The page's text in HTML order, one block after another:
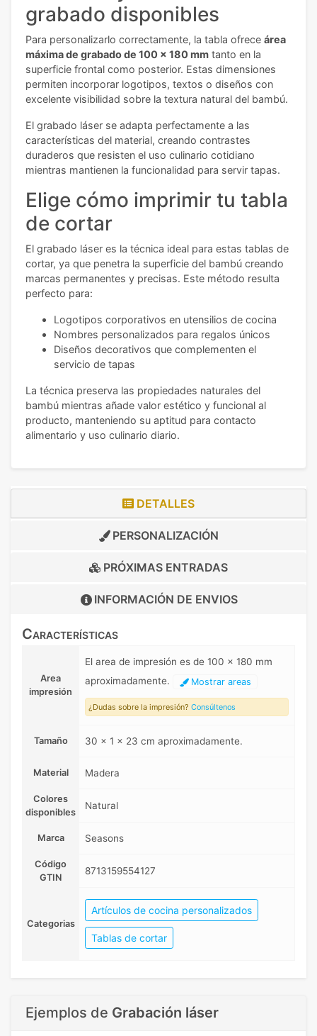
grabado disponibles
Para personalizarlo correctamente, la tabla ofrece área
máxima de grabado de 100 x 180 mm tanto en la
superficie frontal como posterior. Estas dimensiones
permiten incorporar logotipos, textos o diseños con
excelente visibilidad sobre la textura natural del bambú.
El grabado láser se adapta perfectamente a las
características del material, creando contrastes
duraderos que resisten el uso culinario cotidiano
mientras mantienen la funcionalidad para servir tapas.
Elige cómo imprimir tu tabla
de cortar
El grabado láser es la técnica ideal para estas tablas de
cortar, ya que penetra la superficie del bambú creando
marcas permanentes y precisas. Este método resulta
perfecto para:
Logotipos corporativos en utensilios de cocina
Nombres personalizados para regalos únicos
Diseños decorativos que complementen el
servicio de tapas
La técnica preserva las propiedades naturales del
bambú mientras añade valor estético y funcional al
producto, manteniendo su aptitud para contacto
alimentario y uso culinario diario.
DETALLES
PERSONALIZACIÓN
PRÓXIMAS ENTRADAS
INFORMACIÓN DE ENVIOS
Características
Area
impresión
El area de impresión es de 100 x 180 mm
aproximadamente.
Mostrar areas
¿Dudas sobre la impresión? Consúltenos
Tamaño 30 x 1 x 23 cm aproximadamente.
Material Madera
Colores
disponibles
Natural
Marca Seasons
Código
GTIN
8713159554127
Categorias
Artículos de cocina personalizados
Tablas de cortar
Ejemplos de Grabación láser